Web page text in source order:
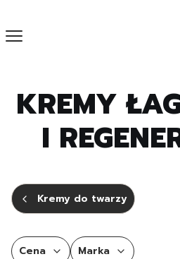
Menu
KREMY
I
Kremy do twarzy
Cena Marka